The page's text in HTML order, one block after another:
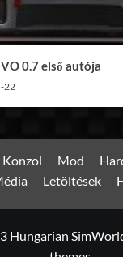
0.7 első autója
22
Konzol Mod
Letöltések
Hungarian